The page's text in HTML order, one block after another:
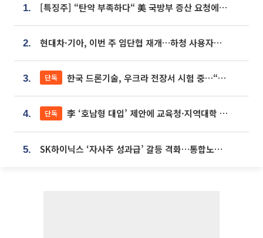
1. [특징주] “탄약 부족하다“ 美 국방부 증산 요청에⋯국내 방산주 급등세
2. 현대차·기아, 이번 주 임단협 재개…하청 사용자성 재심도 ‘변수’
3. 단독 한국 드론기술, 우크라 전장서 시험 중…“스타트업 여러 곳 참여”
4. 단독 李 ‘호남형 대입’ 제안에 교육청·지역대학 서·논술형 입시 연계 '착수'
5. SK하이닉스 ‘자사주 성과급’ 갈등 격화…통합노조 출범 움직임